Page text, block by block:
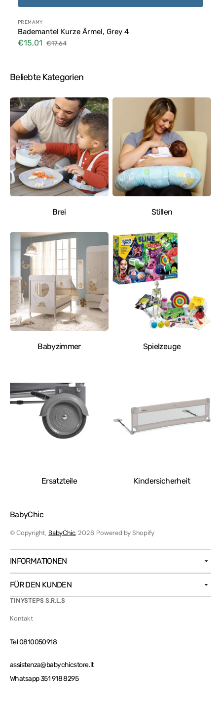
Anbieter:
PREMAMY
Bademantel Kurze Ärmel, Grey 4
Verkaufspreis
€15,01
Normaler
€17,64
Beliebte Kategorien
Brei Stillen
Babyzimmer Spielzeuge
Ersatzteile Kindersicherheit
BabyChic
© Copyright, BabyChic, 2026 Powered by Shopify
INFORMATIONEN
FÜR DEN KUNDEN
TINYSTEPS S.R.L.S
Kontakt
Tel 0810050918
assistenza@babychicstore.it
Whatsapp 351 918 8295